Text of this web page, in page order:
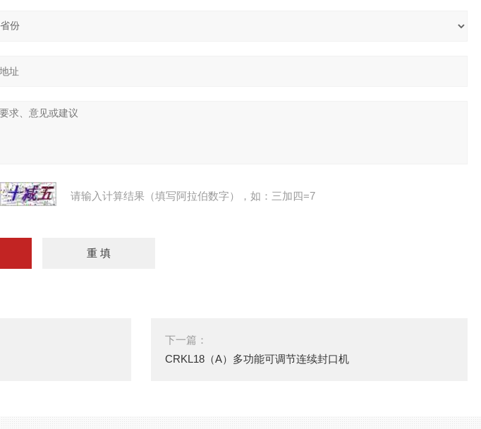
请输入计算结果（填写阿拉伯数字），如：三加四=7
下一篇：
CRKL18（A）多功能可调节连续封口机